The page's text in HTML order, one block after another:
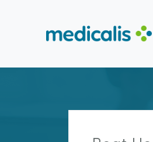
Main Navigation